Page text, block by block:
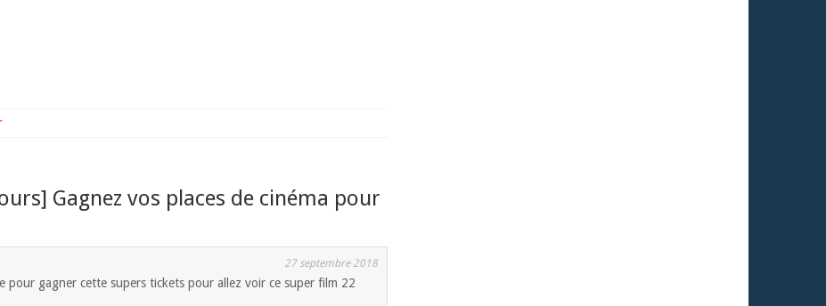
Gagnez vos places de cinéma pour
27 septembre 2018
pour gagner cette supers tickets pour allez voir ce super film 22